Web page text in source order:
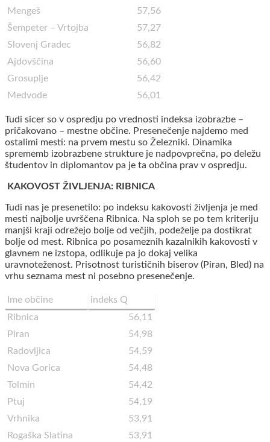
Mengeš
57,56
Šempeter – Vrtojba
57,27
Slovenj Gradec
56,82
Ajdovščina
56,60
Grosuplje
56,42
Medvode
56,01
Tudi sicer so v ospredju po vrednosti indeksa izobrazbe –
pričakovano – mestne občine. Presenečenje najdemo med
ostalimi mesti: na prvem mestu so Železniki. Dinamika
sprememb izobrazbene strukture je nadpovprečna, po deležu
študentov in diplomantov pa je ta občina prav v ospredju.
KAKOVOST ŽIVLJENJA: RIBNICA
Tudi nas je presenetilo: po indeksu kakovosti življenja je med
mesti najbolje uvrščena Ribnica. Na sploh se po tem kriteriju
manjši kraji odrežejo bolje od večjih, podeželje pa dostikrat
bolje od mest. Ribnica po posameznih kazalnikih kakovosti v
glavnem ne izstopa, odlikuje pa jo dokaj velika
uravnoteženost. Prisotnost turističnih biserov (Piran, Bled) na
vrhu seznama mest ni posebno presenečenje.
Ime občine
indeks Q
Ribnica
56,11
Piran
54,98
Radovljica
54,59
Nova Gorica
54,48
Tolmin
54,42
Ptuj
54,19
Vrhnika
53,91
Rogaška Slatina
53,91